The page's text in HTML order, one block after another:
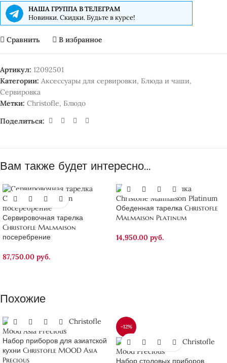
НАША ГРУППА В ТЕЛЕГРАМ
Новинки. Скидки. Будьте в курсе!
Сравнить В избранное
Артикул: 12092501
Категории: Аксессуары для сервировки, Блюда и чаши,
Сервировка
Метки: Christofle, Блюдо
Поделиться:
Вам также будет интересно…
Сервировочная тарелка
Christofle Malmaison
посеребрение
87,750.00 руб.
Обеденная тарелка Christofle
Malmaison Platinum
14,950.00 руб.
Похожие
Набор приборов для азиатской
кухни Christofle MOOD Asia
Precious
-12%
Набор столовых приборов